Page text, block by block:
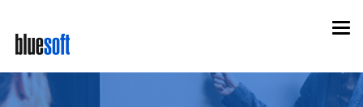
main
content